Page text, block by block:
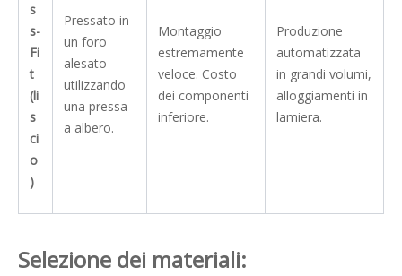
s
s-
Fi
t
(li
s
ci
o
)
Pressato in
un foro
alesato
utilizzando
una pressa
a albero.
Montaggio
estremamente
veloce. Costo
dei componenti
inferiore.
Produzione
automatizzata
in grandi volumi,
alloggiamenti in
lamiera.
Selezione dei materiali: